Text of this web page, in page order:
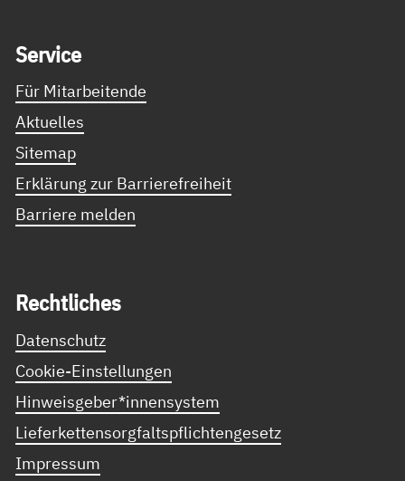
Ser­vice
Für Mitarbeitende
Aktuelles
Sitemap
Erklärung zur Barrierefreiheit
Barriere melden
Recht­li­ches
Datenschutz
Cookie-Einstellungen
Hinweisgeber*innensystem
Lieferkettensorgfaltspflichtengesetz
Impressum